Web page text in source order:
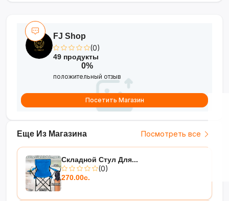
Еще Из Магазина Посмотреть все
Складной Стул Для...
(0)
270.00с.
FJ Shop
(0)
49 продукты
0%
положительный отзыв
Посетить Магазин